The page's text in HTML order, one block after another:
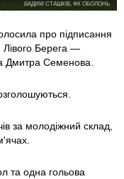
ВАДИМ СТАШКІВ, ФК ОБОЛОНЬ
про підписання
Лівого Берега —
Дмитра Семенова.
за молодіжний склад,
та одна гольова